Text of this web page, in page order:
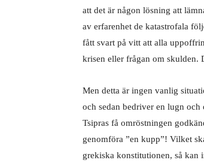
att det är någon lösning att
av erfarenhet de katastrofala
fått svart på vitt att alla
krisen eller frågan om skulden.
Men detta är ingen vanlig
och sedan bedriver en lugn
Tsipras få omröstningen
genomföra ”en kupp”! Vilket
grekiska konstitutionen, så kan